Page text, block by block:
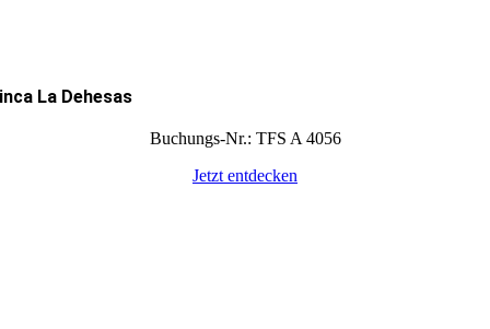
La Dehesas
Buchungs-Nr.: TFS A 4056
Jetzt entdecken